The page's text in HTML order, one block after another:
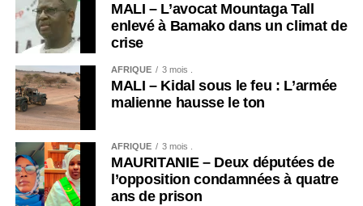
MALI – L’avocat Mountaga Tall
enlevé à Bamako dans un climat de
crise
AFRIQUE 3 mois .
MALI – Kidal sous le feu : L’armée
malienne hausse le ton
AFRIQUE 3 mois .
MAURITANIE – Deux députées de
l’opposition condamnées à quatre
ans de prison